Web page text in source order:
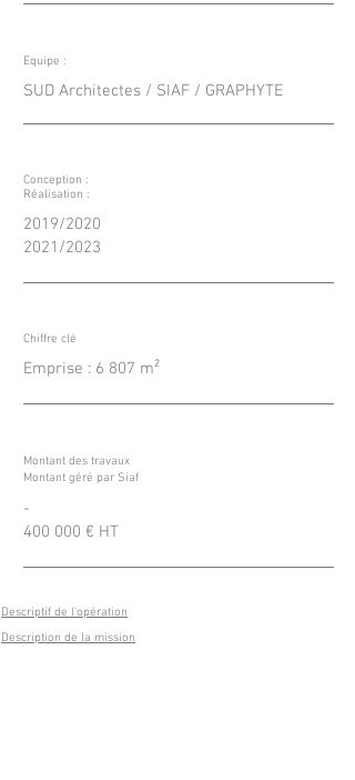
Equipe :
SUD Architectes / SIAF / GRAPHYTE
Conception :
Réalisation :
2019/2020
2021/2023
Chiffre clé
Emprise : 6 807 m²
Montant des travaux
Montant géré par Siaf
-
400 000 € HT
Descriptif de l'opération
Description de la mission